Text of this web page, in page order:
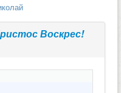
Воскрес!